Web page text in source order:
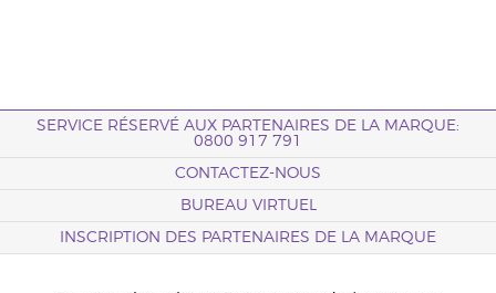
SERVICE RÉSERVÉ AUX PARTENAIRES DE LA MARQUE:
0800 917 791
CONTACTEZ-NOUS
BUREAU VIRTUEL
INSCRIPTION DES PARTENAIRES DE LA MARQUE